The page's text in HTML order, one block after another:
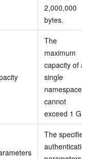
2,000,000
bytes.
The
maximum
capacity of a
single
namespace
cannot
exceed 1 GB.
The specified
authentication